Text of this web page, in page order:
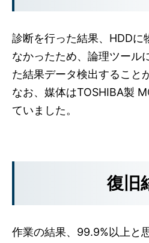
診断を行った結果、HDDに
なかったため、論理ツール
た結果データ検出すること
なお、媒体はTOSHIBA製
ていました。
復旧
作業の結果、99.9%以上と